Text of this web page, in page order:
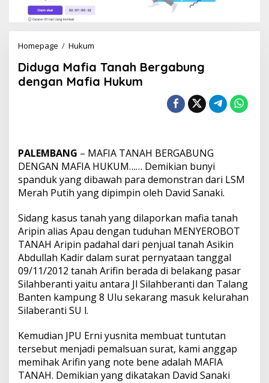
Homepage / Hukum
d
u
g
a
T
a
n
a
B
e
r
g
a
b
u
n
g
n
g
a
M
Diduga Mafia Tanah Bergabung
dengan Mafia Hukum
PALEMBANG – MAFIA TANAH BERGABUNG
DENGAN MAFIA HUKUM…… Demikian bunyi
spanduk yang dibawah para demonstran dari LSM
Merah Putih yang dipimpin oleh David Sanaki.
Sidang kasus tanah yang dilaporkan mafia tanah
Aripin alias Apau dengan tuduhan MENYEROBOT
TANAH Aripin padahal dari penjual tanah Asikin
Abdullah Kadir dalam surat pernyataan tanggal
09/11/2012 tanah Arifin berada di belakang pasar
Silahberanti yaitu antara Jl Silahberanti dan Talang
Banten kampung 8 Ulu sekarang masuk kelurahan
Silaberanti SU l.
Kemudian JPU Erni yusnita membuat tuntutan
tersebut menjadi pemalsuan surat, kami anggap
memihak Arifin yang note bene adalah MAFIA
TANAH. Demikian yang dikatakan David Sanaki